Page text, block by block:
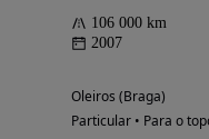
106 000 km
2007
Oleiros (Braga)
Particular • Para o